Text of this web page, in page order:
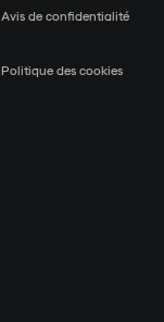
Avis de confidentialité
Politique des cookies